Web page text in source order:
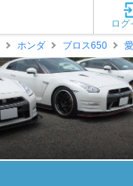
ログ
ホンダ ブロス650